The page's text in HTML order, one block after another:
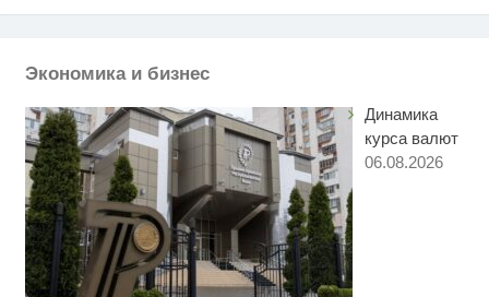
Экономика и бизнес
Динамика
курса валют
06.08.2026
семейке Плющенко